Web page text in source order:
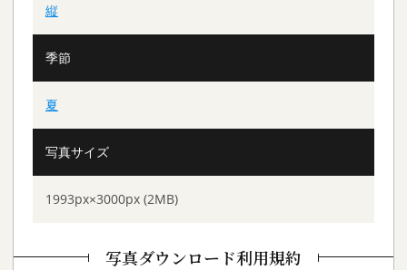
縦
季節
夏
写真サイズ
1993px×3000px (2MB)
写真ダウンロード利用規約